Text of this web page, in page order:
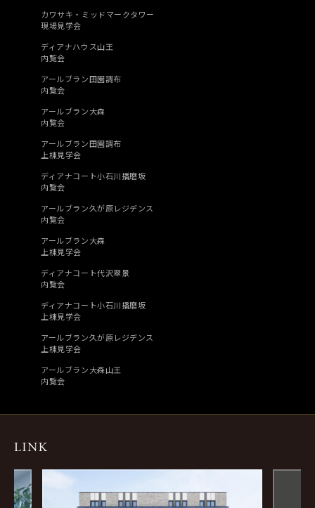
カワサキ・ミッドマークタワー
現場見学会
ディアナハウス山王
内覧会
アールブラン田園調布
内覧会
アールブラン大森
内覧会
アールブラン田園調布
上棟見学会
ディアナコート小石川播磨坂
内覧会
アールブラン久が原レジデンス
内覧会
アールブラン大森
上棟見学会
ディアナコート代沢翠景
内覧会
ディアナコート小石川播磨坂
上棟見学会
アールブラン久が原レジデンス
上棟見学会
アールブラン大森山王
内覧会